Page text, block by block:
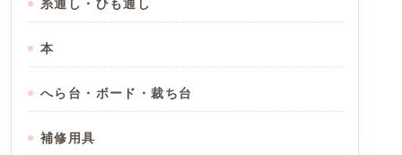
糸通し・ひも通し
本
へら台・ボード・裁ち台
補修用具